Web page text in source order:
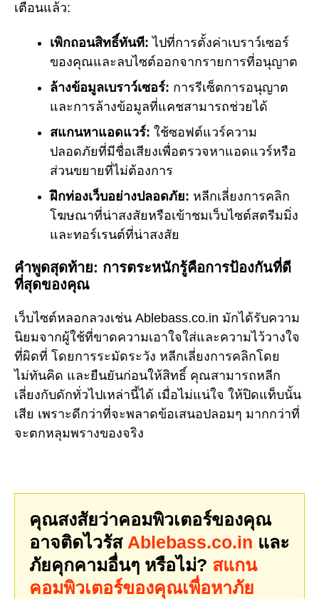
เตือนแล้ว:
เพิกถอนสิทธิ์ทันที: ไปที่การตั้งค่าเบราว์เซอร์
ของคุณและลบไซต์ออกจากรายการที่อนุญาต
ล้างข้อมูลเบราว์เซอร์: การรีเซ็ตการอนุญาต
และการล้างข้อมูลที่แคชสามารถช่วยได้
สแกนหาแอดแวร์: ใช้ซอฟต์แวร์ความ
ปลอดภัยที่มีชื่อเสียงเพื่อตรวจหาแอดแวร์หรือ
ส่วนขยายที่ไม่ต้องการ
ฝึกท่องเว็บอย่างปลอดภัย: หลีกเลี่ยงการคลิก
โฆษณาที่น่าสงสัยหรือเข้าชมเว็บไซต์สตรีมมิ่ง
และทอร์เรนต์ที่น่าสงสัย
คำพูดสุดท้าย: การตระหนักรู้คือการป้องกันที่ดี
ที่สุดของคุณ
เว็บไซต์หลอกลวงเช่น Ablebass.co.in มักได้รับความ
นิยมจากผู้ใช้ที่ขาดความเอาใจใส่และความไว้วางใจ
ที่ผิดที่ โดยการระมัดระวัง หลีกเลี่ยงการคลิกโดย
ไม่ทันคิด และยืนยันก่อนให้สิทธิ์ คุณสามารถหลีก
เลี่ยงกับดักทั่วไปเหล่านี้ได้ เมื่อไม่แน่ใจ ให้ปิดแท็บนั้น
เสีย เพราะดีกว่าที่จะพลาดข้อเสนอปลอมๆ มากกว่าที่
จะตกหลุมพรางของจริง
คุณสงสัยว่าคอมพิวเตอร์ของคุณ
อาจติดไวรัส Ablebass.co.in และ
ภัยคุกคามอื่นๆ หรือไม่? สแกน
คอมพิวเตอร์ของคุณเพื่อหาภัย